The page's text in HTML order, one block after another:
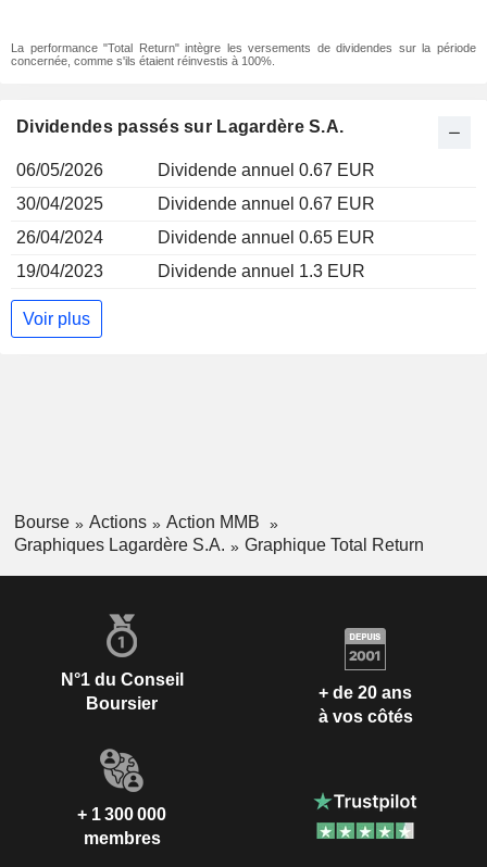
La performance "Total Return" intègre les versements de dividendes sur la période
concernée, comme s'ils étaient réinvestis à 100%.
Dividendes passés sur Lagardère S.A.
06/05/2026
Dividende annuel 0.67 EUR
30/04/2025
Dividende annuel 0.67 EUR
26/04/2024
Dividende annuel 0.65 EUR
19/04/2023
Dividende annuel 1.3 EUR
Voir plus
Bourse Actions
Action MMB
Graphiques Lagardère S.A.
Graphique Total Return
N°1 du Conseil
Boursier
+ de 20 ans
à vos côtés
+ 1 300 000
membres